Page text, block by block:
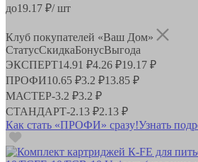
до19.17 ₽/ шт
Клуб покупателей «Ваш Дом»
СтатусСкидкаБонусВыгода
ЭКСПЕРТ14.91 ₽4.26 ₽19.17 ₽
ПРОФИ10.65 ₽3.2 ₽13.85 ₽
МАСТЕР-3.2 ₽3.2 ₽
СТАНДАРТ-2.13 ₽2.13 ₽
Как стать «ПРОФИ» сразу!Узнать